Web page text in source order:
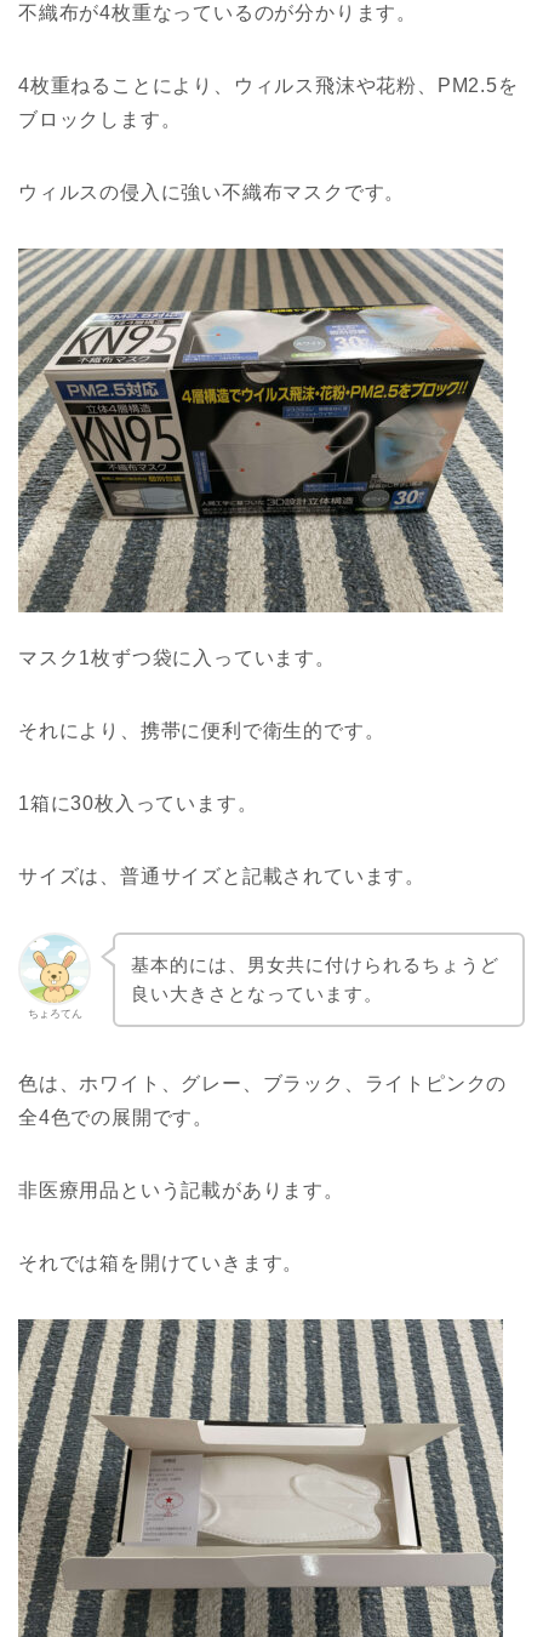
不織布が4枚重なっているのが分かります。
4枚重ねることにより、ウィルス飛沫や花粉、PM2.5を
ブロックします。
ウィルスの侵入に強い不織布マスクです。
マスク1枚ずつ袋に入っています。
それにより、携帯に便利で衛生的です。
1箱に30枚入っています。
サイズは、普通サイズと記載されています。
ちょろてん
基本的には、男女共に付けられるちょうど
良い大きさとなっています。
色は、ホワイト、グレー、ブラック、ライトピンクの
全4色での展開です。
非医療用品という記載があります。
それでは箱を開けていきます。